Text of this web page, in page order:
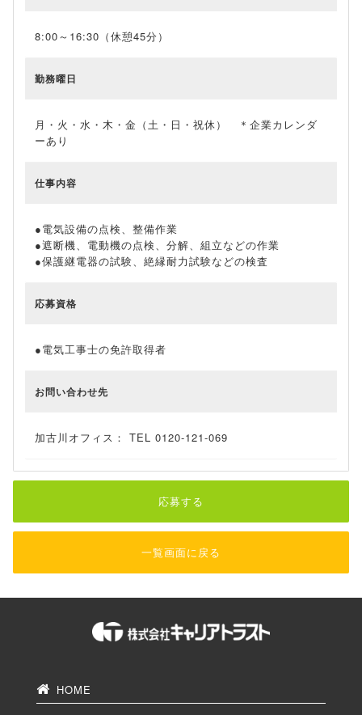
8:00～16:30（休憩45分）
勤務曜日
月・火・水・木・金（土・日・祝休） ＊企業カレンダ
ーあり
仕事内容
●電気設備の点検、整備作業
●遮断機、電動機の点検、分解、組立などの作業
●保護継電器の試験、絶縁耐力試験などの検査
応募資格
●電気工事士の免許取得者
お問い合わせ先
加古川オフィス： TEL 0120-121-069
応募する
一覧画面に戻る
HOME